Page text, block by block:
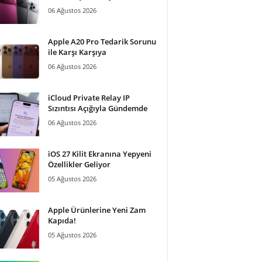
06 Ağustos 2026
Apple A20 Pro Tedarik Sorunu
ile Karşı Karşıya
06 Ağustos 2026
iCloud Private Relay IP
Sızıntısı Açığıyla Gündemde
06 Ağustos 2026
iOS 27 Kilit Ekranına Yepyeni
Özellikler Geliyor
05 Ağustos 2026
Apple Ürünlerine Yeni Zam
Kapıda!
05 Ağustos 2026